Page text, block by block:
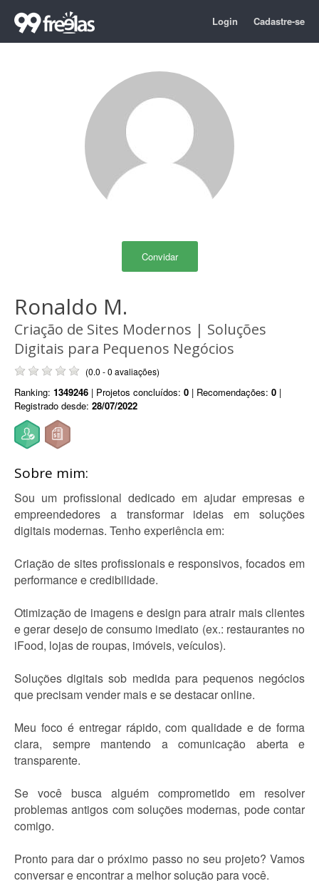
Login Cadastre-se
Convidar
Ronaldo M.
Criação de Sites Modernos | Soluções
Digitais para Pequenos Negócios
(0.0 - 0 avaliações)
Ranking: 1349246 | Projetos concluídos: 0 | Recomendações: 0 |
Registrado desde: 28/07/2022
Sobre mim:
Sou um profissional dedicado em ajudar empresas e
empreendedores a transformar ideias em soluções
digitais modernas. Tenho experiência em:
Criação de sites profissionais e responsivos, focados em
performance e credibilidade.
Otimização de imagens e design para atrair mais clientes
e gerar desejo de consumo imediato (ex.: restaurantes no
iFood, lojas de roupas, imóveis, veículos).
Soluções digitais sob medida para pequenos negócios
que precisam vender mais e se destacar online.
Meu foco é entregar rápido, com qualidade e de forma
clara, sempre mantendo a comunicação aberta e
transparente.
Se você busca alguém comprometido em resolver
problemas antigos com soluções modernas, pode contar
comigo.
Pronto para dar o próximo passo no seu projeto? Vamos
conversar e encontrar a melhor solução para você.